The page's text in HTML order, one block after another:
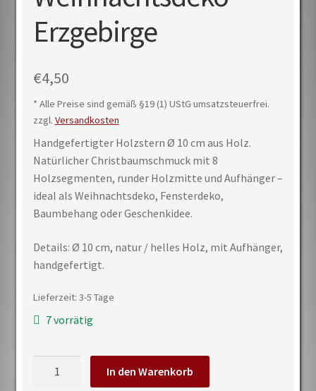
Erzgebirge
€4,50
* Alle Preise sind gemäß §19 (1) UStG umsatzsteuerfrei.
zzgl. Versandkosten
Handgefertigter Holzstern Ø 10 cm aus Holz.
Natürlicher Christbaumschmuck mit 8
Holzsegmenten, runder Holzmitte und Aufhänger –
ideal als Weihnachtsdeko, Fensterdeko,
Baumbehang oder Geschenkidee.
Details: Ø 10 cm, natur / helles Holz, mit Aufhänger,
handgefertigt.
Lieferzeit: 3-5 Tage
7 vorrätig
In den Warenkorb